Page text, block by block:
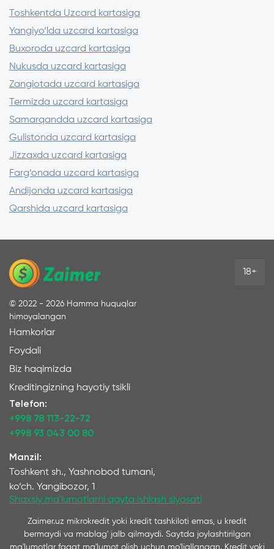
muddatlar, jarimalar).
– CVV va SMS-kodni begonalarga aytmang,
odatda ro‘yxatdan o‘tish uchun faqat karta
– Imzolashdan oldin agregatorlar va
Toshkentda Uzcard kartasiga
Yangiyo‘lda uzcard kartasiga
Buxoroda uzcard kartasiga
Nukusda uzcard kartasiga
Zangiotada uzcard kartasiga
Termizda uzcard kartasiga
Samarqandda uzcard kartasiga
Gulistonda uzcard kartasiga
Jizzaxda uzcard kartasiga
Farg‘onada uzcard kartasiga
Andijonda uzcard kartasiga
Qarshida uzcard kartasiga
© 2022 - 2026 Hamma huquqlar
himoyalangan
Hamkorlar
Foydali
Biz haqimizda
Kreditingizning hayotiy tsikli
Telefon:
+998 78 113-22-72
+998 93 043 00 80
Manzil:
Toshkent sh., Yashnobod tumani,
ko‘ch. Yangibozor, 1
Shaxsiy ma'lumotlarni qayta ishlash siyosati
18+
Zaimer.uz mikrokredit yoki kredit tashkiloti emas, u kredit
bermaydi va mablag' jalb qilmaydi. Saytda joylashtirilgan
ma'lumotlar faqat ma'lumot olish uchun mo'ljallangan. Kredit yoki